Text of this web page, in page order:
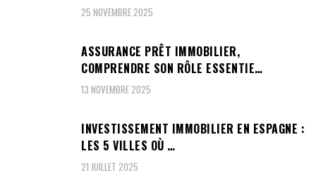
25 NOVEMBRE 2025
ASSURANCE PRÊT IMMOBILIER,
COMPRENDRE SON RÔLE ESSENTIE…
13 NOVEMBRE 2025
INVESTISSEMENT IMMOBILIER EN ESPAGNE :
LES 5 VILLES OÙ …
21 JUILLET 2025